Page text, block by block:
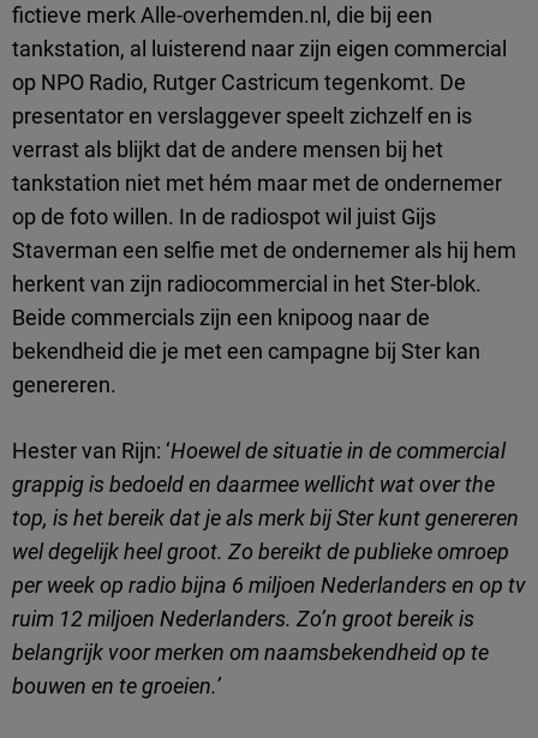
fictieve merk Alle-overhemden.nl, die bij een
tankstation, al luisterend naar zijn eigen commercial
op NPO Radio, Rutger Castricum tegenkomt. De
presentator en verslaggever speelt zichzelf en is
verrast als blijkt dat de andere mensen bij het
tankstation niet met hém maar met de ondernemer
op de foto willen. In de radiospot wil juist Gijs
Staverman een selfie met de ondernemer als hij hem
herkent van zijn radiocommercial in het Ster-blok.
Beide commercials zijn een knipoog naar de
bekendheid die je met een campagne bij Ster kan
genereren.
Hester van Rijn: ‘Hoewel de situatie in de commercial
grappig is bedoeld en daarmee wellicht wat over the
top, is het bereik dat je als merk bij Ster kunt genereren
wel degelijk heel groot. Zo bereikt de publieke omroep
per week op radio bijna 6 miljoen Nederlanders en op tv
ruim 12 miljoen Nederlanders. Zo’n groot bereik is
belangrijk voor merken om naamsbekendheid op te
bouwen en te groeien.’